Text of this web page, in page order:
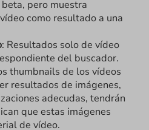
pero muestra
como resultado a una
: Resultados solo de vídeo
del buscador.
thumbnails de los vídeos
resultados de imágenes,
adecudas, tendrán
que estas imágenes
de vídeo.